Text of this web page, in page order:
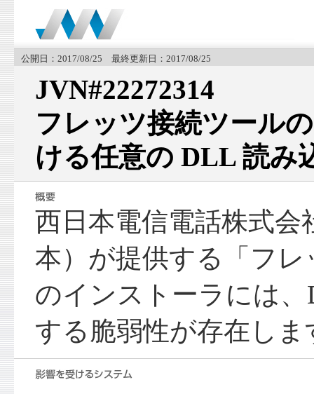
公開日：2017/08/25 最終更新日：2017/08/25
JVN#22272314
フレッツ接続ツール
ける任意の DLL 読み
西日本電信電話株式会
本）が提供する「フ
のインストーラには
する脆弱性が存在しま